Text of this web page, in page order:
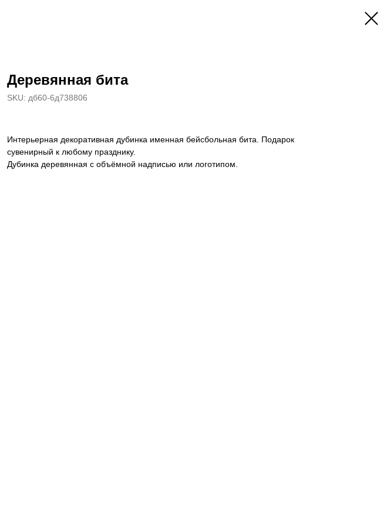
Деревянная бита
SKU: дб60-6д738806
Интерьерная декоративная дубинка именная бейсбольная бита. Подарок
сувенирный к любому празднику.
Дубинка деревянная с объёмной надписью или логотипом.